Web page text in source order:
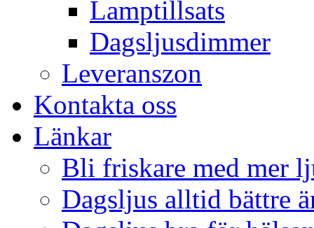
Lamptillsats
Dagsljusdimmer
Leveranszon
Kontakta oss
Länkar
Bli friskare med mer
Dagsljus alltid bättre